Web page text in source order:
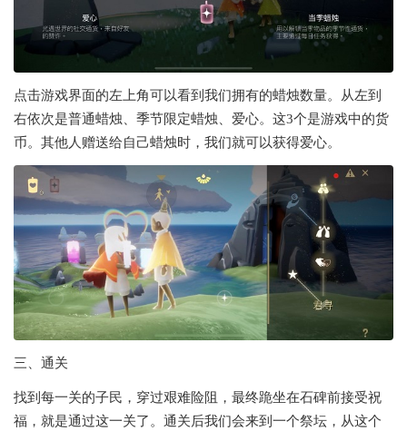
点击游戏界面的左上角可以看到我们拥有的蜡烛数量。从左到
右依次是普通蜡烛、季节限定蜡烛、爱心。这3个是游戏中的货
币。其他人赠送给自己蜡烛时，我们就可以获得爱心。
三、通关
找到每一关的子民，穿过艰难险阻，最终跪坐在石碑前接受祝
福，就是通过这一关了。通关后我们会来到一个祭坛，从这个